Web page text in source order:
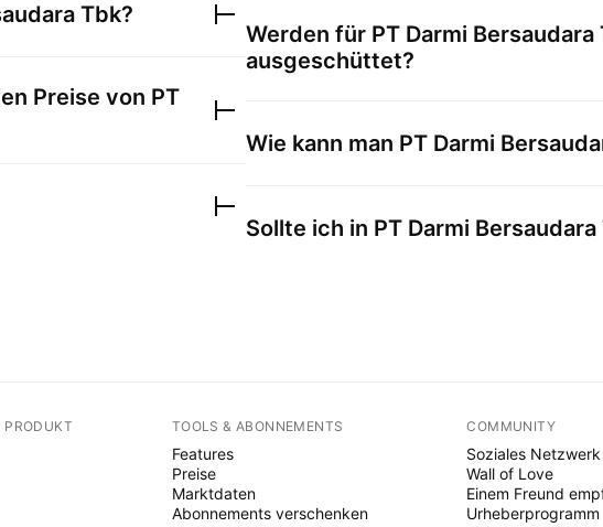
Tbk?
Preise von PT
Werden für PT Darmi Bersaudara
ausgeschüttet?
Wie kann man PT Darmi
Sollte ich in PT Darmi
PRODUKT TOOLS & ABONNEMENTS
Features
Preise
Marktdaten
Abonnements verschenken
COMMUNITY
Soziales Netzwerk
Wall of Love
Einem Freund
Urheberprogramm